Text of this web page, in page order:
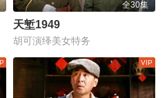
全30集
天堑1949
胡可演绎美女特务